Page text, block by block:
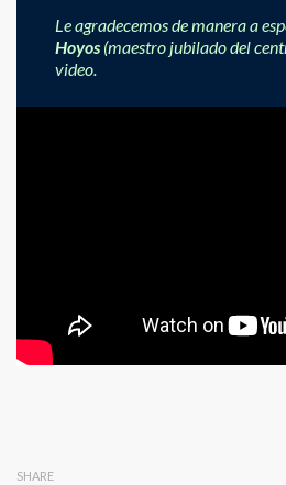
Le agradecemos de manera a
Hoyos (maestro jubilado del
video.
SHARE